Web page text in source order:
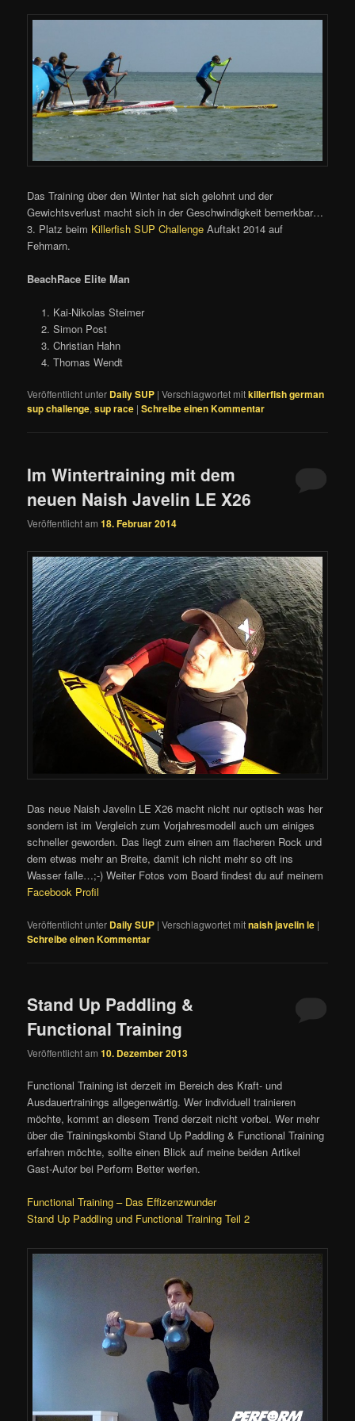
Das Training über den Winter hat sich gelohnt und der
Gewichtsverlust macht sich in der Geschwindigkeit bemerkbar…
3. Platz beim Killerfish SUP Challenge Auftakt 2014 auf
Fehmarn.
BeachRace Elite Man
Kai-Nikolas Steimer
Simon Post
Christian Hahn
Thomas Wendt
Veröffentlicht unter Daily SUP |Verschlagwortet mitkillerfish german
sup challenge,sup race |Schreibe einen Kommentar
Im Wintertraining mit dem
neuen Naish Javelin LE X26
Veröffentlicht am18. Februar 2014
Das neue Naish Javelin LE X26 macht nicht nur optisch was her
sondern ist im Vergleich zum Vorjahresmodell auch um einiges
schneller geworden. Das liegt zum einen am flacheren Rock und
dem etwas mehr an Breite, damit ich nicht mehr so oft ins
Wasser falle…;-) Weiter Fotos vom Board findest du auf meinem
Facebook Profil
Veröffentlicht unter Daily SUP |Verschlagwortet mitnaish javelin le |
Schreibe einen Kommentar
Stand Up Paddling &
Functional Training
Veröffentlicht am10. Dezember 2013
Functional Training ist derzeit im Bereich des Kraft- und
Ausdauertrainings allgegenwärtig. Wer individuell trainieren
möchte, kommt an diesem Trend derzeit nicht vorbei. Wer mehr
über die Trainingskombi Stand Up Paddling & Functional Training
erfahren möchte, sollte einen Blick auf meine beiden Artikel
Gast-Autor bei Perform Better werfen.
Functional Training – Das Effizenzwunder
Stand Up Paddling und Functional Training Teil 2